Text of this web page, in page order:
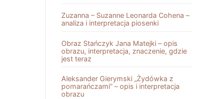
Zuzanna – Suzanne Leonarda Cohena –
analiza i interpretacja piosenki
Obraz Stańczyk Jana Matejki – opis
obrazu, interpretacja, znaczenie, gdzie
jest teraz
Aleksander Gierymski „Żydówka z
pomarańczami” – opis i interpretacja
obrazu